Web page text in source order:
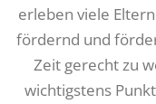
erleben viele
fördernd und
Zeit gerecht zu
wichtigstens